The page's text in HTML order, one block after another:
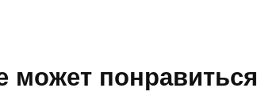
может понравиться